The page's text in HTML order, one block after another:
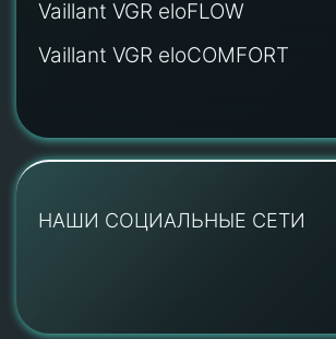
Vaillant VGR eloFLOW
Vaillant VGR eloCOMFORT
НАШИ СОЦИАЛЬНЫЕ СЕТИ